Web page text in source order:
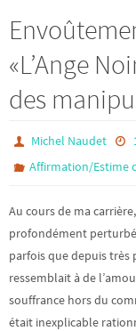
«L’Ange
des
Michel Naudet
Affirmation/Estime
Au cours de ma
profondément
parfois que depuis très
ressemblait à de
souffrance hors du
était inexplicable